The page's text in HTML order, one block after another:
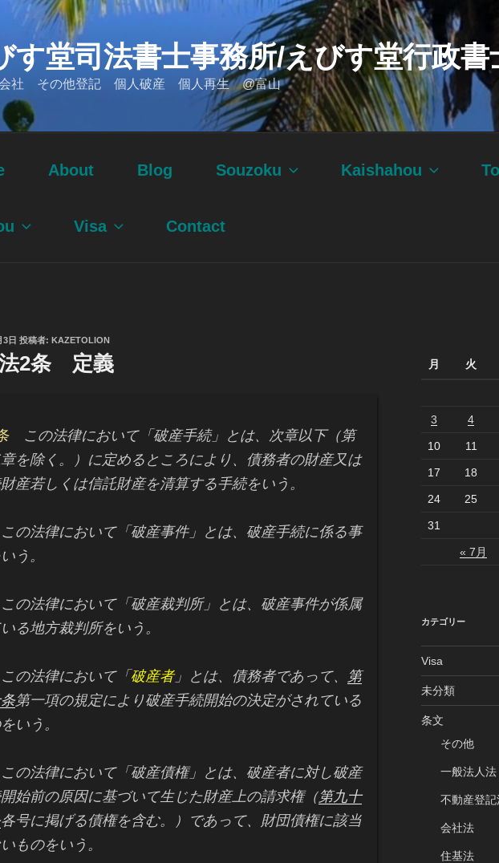
す堂司法書士事務所/えびす堂行政書
社 その他登記 個人破産 個人再生 @富山
About Blog Souzoku Kaishahou
Visa Contact
3日 投稿者: KAZETOLION
2条 定義
この法律において「破産手続」とは、次章以下（第
を除く。）に定めるところにより、債務者の財産又は
産若しくは信託財産を清算する手続をいう。
の法律において「破産事件」とは、破産手続に係る事
う。
の法律において「破産裁判所」とは、破産事件が係属
る地方裁判所をいう。
の法律において「 破産者」とは、債務者であって、
第
第一項の規定により破産手続開始の決定がされている
いう。
の法律において「破産債権」とは、破産者に対し破産
始前の原因に基づいて生じた財産上の請求権（第九十
各号に掲げる債権を含む。）であって、財団債権に該当
ものをいう。
月 火
« 7月
3 4
10 11
17 18
24 25
31
カテゴリー
Visa
未分類
条文
その他
一般法人法
不動産登記
会社法
住基法